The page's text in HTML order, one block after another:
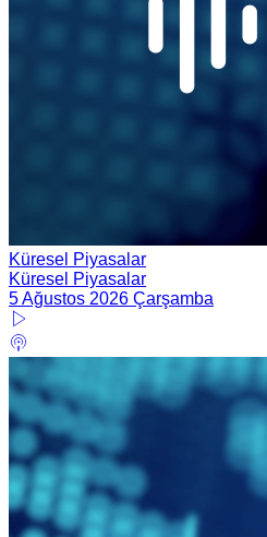
Küresel Piyasalar
Küresel Piyasalar
5 Ağustos 2026 Çarşamba